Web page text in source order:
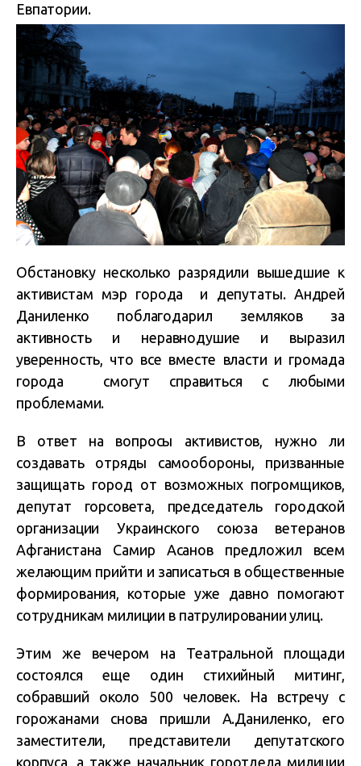
Евпатории.
Обстановку несколько разрядили вышедшие к
активистам мэр города и депутаты. Андрей
Даниленко поблагодарил земляков за
активность и неравнодушие и выразил
уверенность, что все вместе власти и громада
города смогут справиться с любыми
проблемами.
В ответ на вопросы активистов, нужно ли
создавать отряды самообороны, призванные
защищать город от возможных погромщиков,
депутат горсовета, председатель городской
организации Украинского союза ветеранов
Афганистана Самир Асанов предложил всем
желающим прийти и записаться в общественные
формирования, которые уже давно помогают
сотрудникам милиции в патрулировании улиц.
Этим же вечером на Театральной площади
состоялся еще один стихийный митинг,
собравший около 500 человек. На встречу с
горожанами снова пришли А.Даниленко, его
заместители, представители депутатского
корпуса, а также начальник горотдела милиции